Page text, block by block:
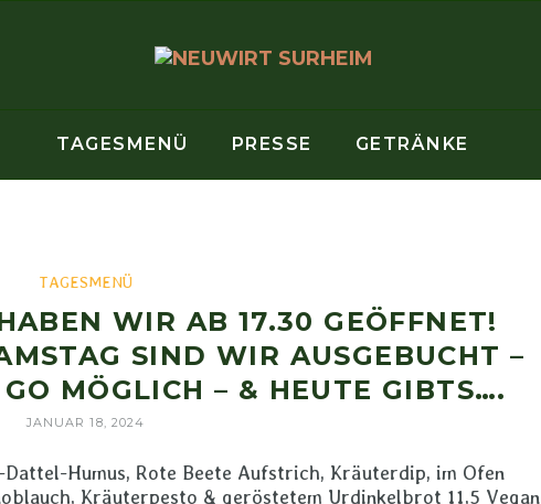
TAGESMENÜ PRESSE GETRÄNKE
TAGESMENÜ
WIR AB 17.30 GEÖFFNET!
SIND WIR AUSGEBUCHT –
MÖGLICH – & HEUTE GIBTS….
JANUAR 18, 2024
Humus, Rote Beete Aufstrich, Kräuterdip, im Ofen
Kräuterpesto & geröstetem Urdinkelbrot 11,5 Vegan